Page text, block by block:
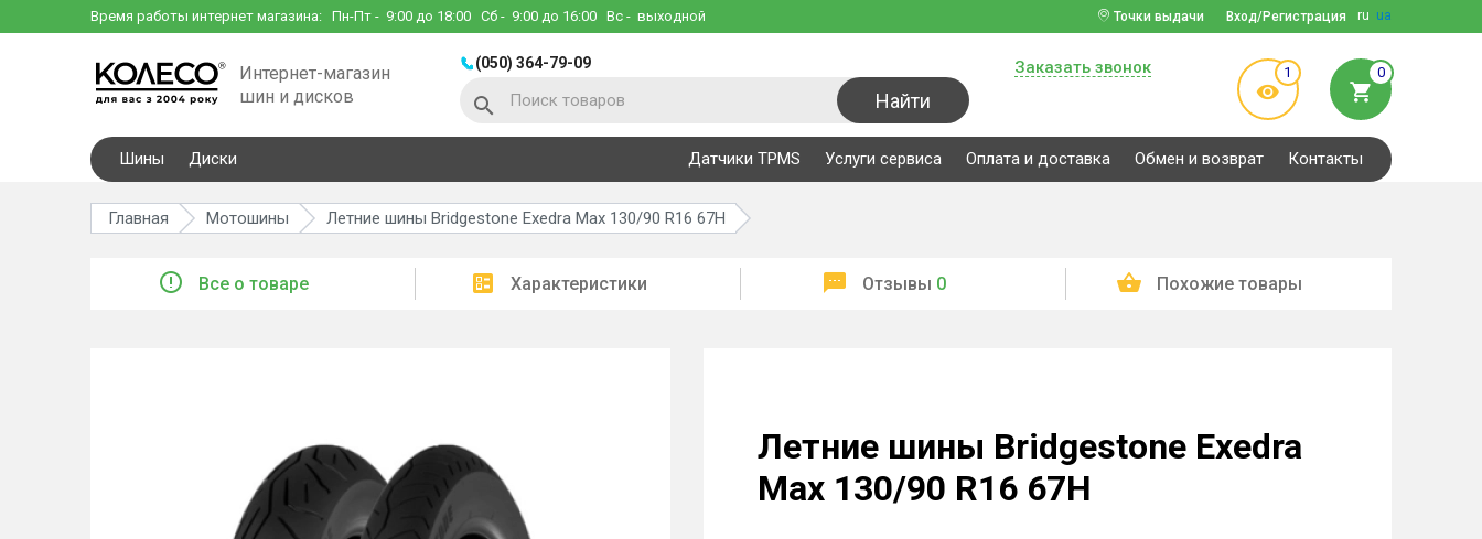
Время работы интернет магазина: Пн-Пт - 9:00 до 18:00 Сб - 9:00 до 16:00 Вс - выходной ru ua
Вход/Регистрация
Точки выдачи
Интернет-магазин
шин и дисков
(050) 364-79-09
Найти
Заказать звонок 1 0
Шины Диски Датчики TPMS Услуги сервиса Оплата и доставка Обмен и возврат Контакты
Главная Мотошины Летние шины Bridgestone Exedra Max 130/90 R16 67H
Все о товаре Характеристики Отзывы 0 Похожие товары
Летние шины Bridgestone Exedra
Max 130/90 R16 67H